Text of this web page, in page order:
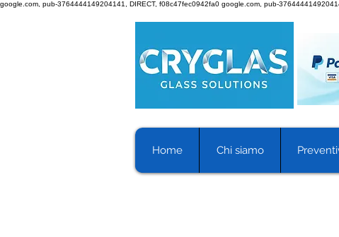
google.com, pub-3764444149204141, DIRECT, f08c47fec0942fa0 google.com, pub-
Home Chi siamo